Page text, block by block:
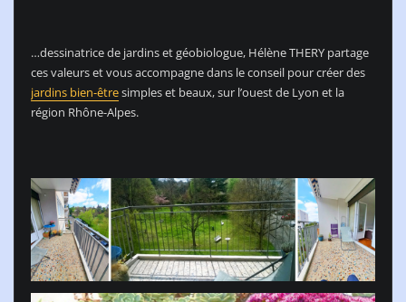
…dessinatrice de jardins et géobiologue, Hélène THERY partage
ces valeurs et vous accompagne dans le conseil pour créer des
jardins bien-êtresimples et beaux, sur l’ouest de Lyon et la
région Rhône-Alpes.